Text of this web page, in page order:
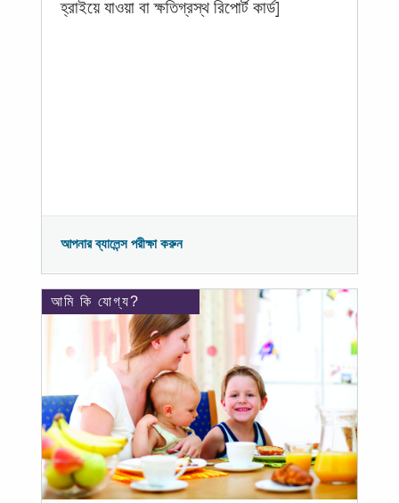
হ্রাইয়ে যাওয়া বা ক্ষতিগ্রস্থ রিপোর্ট কার্ড]
আপনার ব্যালেন্স পরীক্ষা করুন
আমি কি যোগ্য?